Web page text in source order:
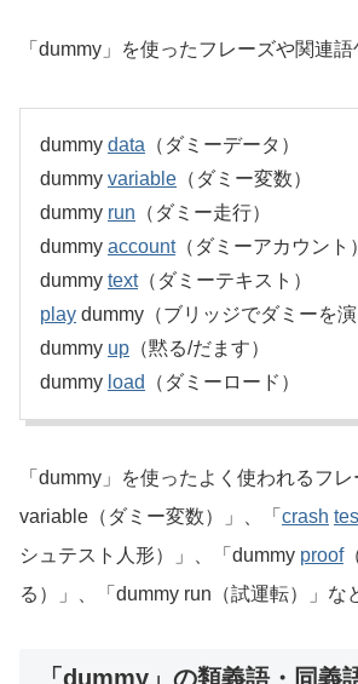
「dummy」を使ったフレーズや関連語
dummy data （ダミーデータ）
dummy variable （ダミー変数）
dummy run （ダミー走行）
dummy account（ダミーアカウント）
dummy text（ダミーテキスト）
play dummy（ブリッジでダミーを演
dummy up （黙る/だます）
dummy load （ダミーロード）
「dummy」を使ったよく使われるフ
variable（ダミー変数）」、「 crash
シュテスト人形）」、「dummy proof
る）」、「dummy run（試運転）」な
「dummy」の類義語・同義